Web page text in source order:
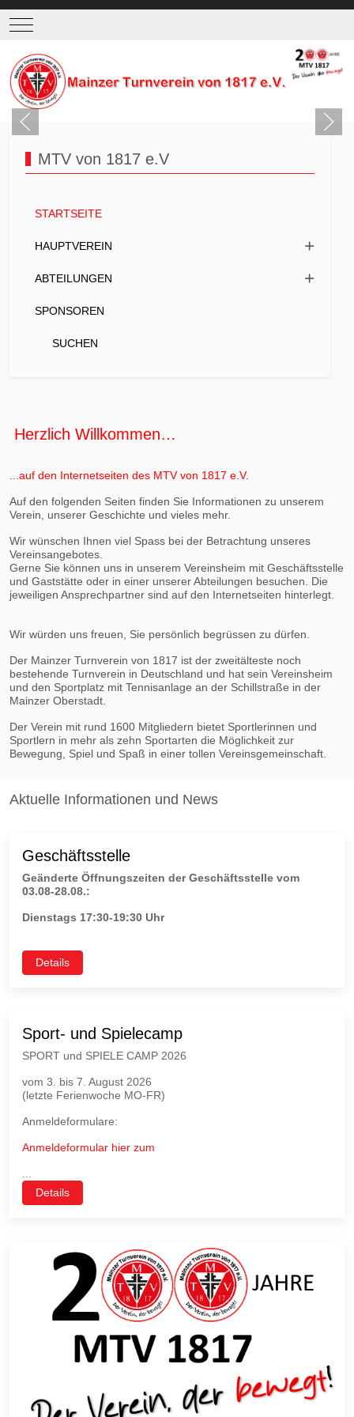
Mobile Menu Toggle
MTV von 1817 e.V
STARTSEITE
HAUPTVEREIN
ABTEILUNGEN
SPONSOREN
SUCHEN
Herzlich Willkommen…
...auf den Internetseiten des MTV von 1817 e.V.
Auf den folgenden Seiten finden Sie Informationen zu unserem
Verein, unserer Geschichte und vieles mehr.
Wir wünschen Ihnen viel Spass bei der Betrachtung unseres
Vereinsangebotes.
Gerne Sie können uns in unserem Vereinsheim mit Geschäftsstelle
und Gaststätte oder in einer unserer Abteilungen besuchen. Die
jeweiligen Ansprechpartner sind auf den Internetseiten hinterlegt.
Wir würden uns freuen, Sie persönlich begrüssen zu dürfen.
Der Mainzer Turnverein von 1817 ist der zweitälteste noch
bestehende Turnverein in Deutschland und hat sein Vereinsheim
und den Sportplatz mit Tennisanlage an der Schillstraße in der
Mainzer Oberstadt.
Der Verein mit rund 1600 Mitgliedern bietet Sportlerinnen und
Sportlern in mehr als zehn Sportarten die Möglichkeit zur
Bewegung, Spiel und Spaß in einer tollen Vereinsgemeinschaft.
Aktuelle Informationen und News
Geschäftsstelle
Geänderte Öffnungszeiten der Geschäftsstelle vom
03.08-28.08.:
Dienstags 17:30-19:30 Uhr
Details
Sport- und Spielecamp
SPORT und SPIELE CAMP 2026
vom 3. bis 7. August 2026
(letzte Ferienwoche MO-FR)
Anmeldeformulare:
Anmeldeformular hier zum
...
Details